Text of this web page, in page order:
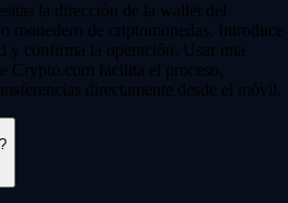
la dirección de la wallet del
monedero de criptomonedas. Introduce
y confirma la operación. Usar una
Crypto.com facilita el proceso,
directamente desde el móvil.